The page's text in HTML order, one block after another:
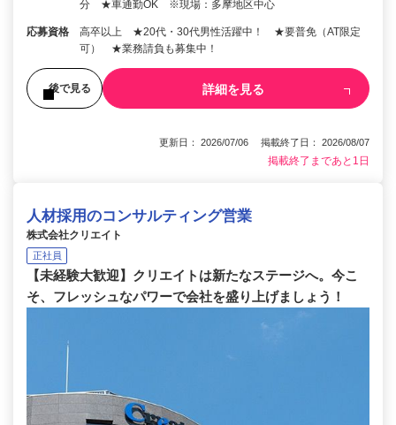
分 ★車通勤OK ※現場：多摩地区中心
応募資格
高卒以上 ★20代・30代男性活躍中！ ★要普免（AT限定
可） ★業務請負も募集中！
後で見る 詳細を見る
更新日： 2026/07/06 掲載終了日： 2026/08/07
掲載終了まであと1日
人材採用のコンサルティング営業
株式会社クリエイト
正社員
【未経験大歓迎】クリエイトは新たなステージへ。今こ
そ、フレッシュなパワーで会社を盛り上げましょう！